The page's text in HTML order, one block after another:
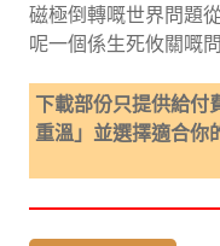
磁極倒轉嘅世界問題
呢一個係生死攸關嘅
下載部份只提供給付
重溫」並選擇適合你